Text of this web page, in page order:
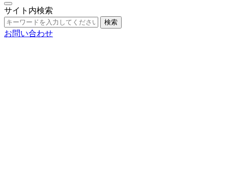
サイト内検索
検索
お問い合わせ